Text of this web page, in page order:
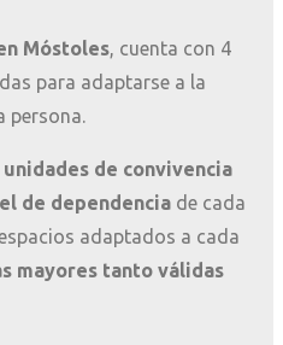
Móstoles, cuenta con 4
para adaptarse a la
persona.
unidades de convivencia
de dependencia de cada
adaptados a cada
mayores tanto válidas